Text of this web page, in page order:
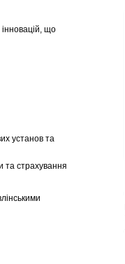
інновацій, що
установ та
та страхування